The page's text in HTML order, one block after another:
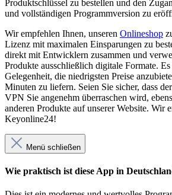
Produktschlüssel zu bestellen und den
und vollständigen Programmversion zu
Wir empfehlen Ihnen, unseren Onlineshop
Lizenz mit maximalen Einsparungen zu
direkt mit Entwicklern zusammen und
Produkte ausschließlich digitale Formate.
Gelegenheit, die niedrigsten Preise
Minuten zu liefern. Seien Sie sicher, dass
VPN Sie angenehm überraschen wird,
anderen Produkte auf unserer Website. Wir
Keyonline24!
Menü schließen
Wie praktisch ist diese App in